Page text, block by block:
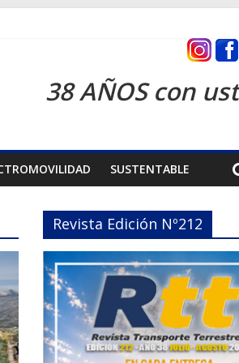
2026
38 AÑOS con
SUSTENTABLE
Revista Edición Nº212